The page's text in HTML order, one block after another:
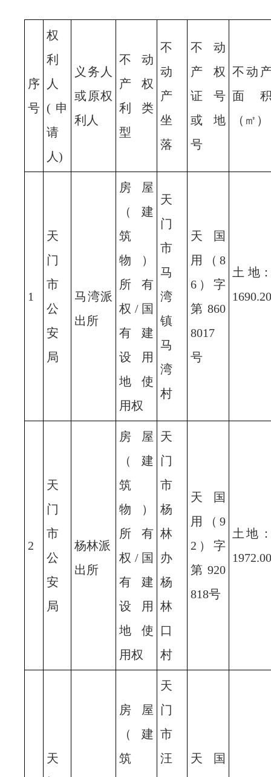
序
号
权
利
人
(申
请
人)
义务人
或原权
利人
不动
产权
利类
型
不
动
产
坐
落
不动
产权
证号
或地
号
不动
面
（㎡）
1
天
门
市
公
安
局
马湾派
出所
房屋
（建
筑
物）
所有
权/国
有建
设用
地使
用权
天
门
市
马
湾
镇
马
湾
村
天国
用（8
6）字
第860
8017
号
土 地
1690.20
2
天
门
市
公
安
局
杨林派
出所
房屋
（建
筑
物）
所有
权/国
有建
设用
地使
用权
天
门
市
杨
林
办
杨
林
口
村
天国
用（9
2）字
第920
818号
土地
1972.00
天
房屋
（建
筑
天
门
市
汪
天国